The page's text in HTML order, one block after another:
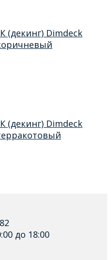
(декинг) Dimdeck
(декинг) Dimdeck
до 18:00